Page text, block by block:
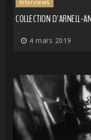
Interviews
COLLECTION D'ARNELL-
4 mars 2019